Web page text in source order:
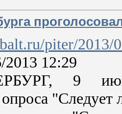
piter/2013/
2013 12:29
9
"Следует